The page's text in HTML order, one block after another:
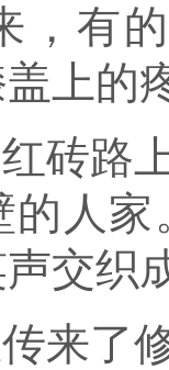
，有
上的
砖路
的人
交织
来了